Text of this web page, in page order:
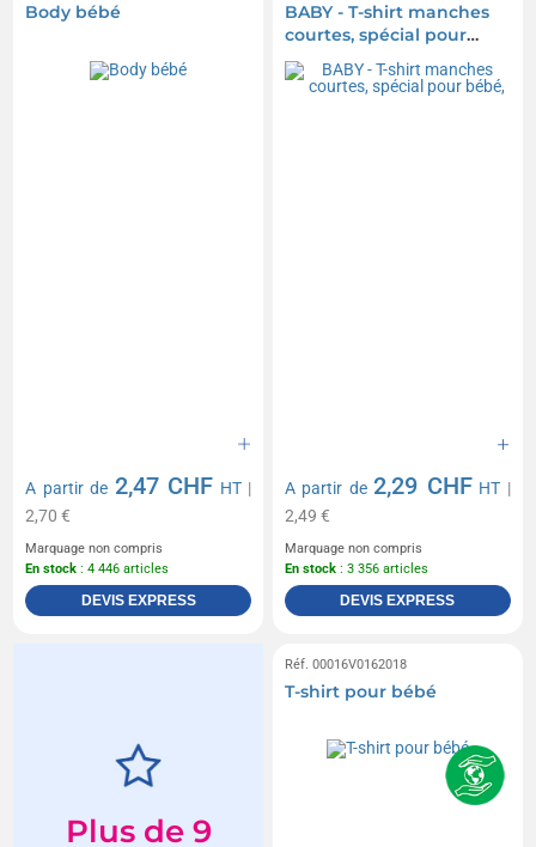
Body bébé
A partir de 2,47 CHF HT|
2,70 €
Marquage non compris
En stock : 4 446 articles
DEVIS EXPRESS
BABY - T-shirt manches
courtes, spécial pour
bébé,
A partir de2,29 CHF HT |
2,49 €
Marquage non compris
En stock : 3 356 articles
DEVIS EXPRESS
Plus de 9
Réf. 00016V0162018
T-shirt pour bébé